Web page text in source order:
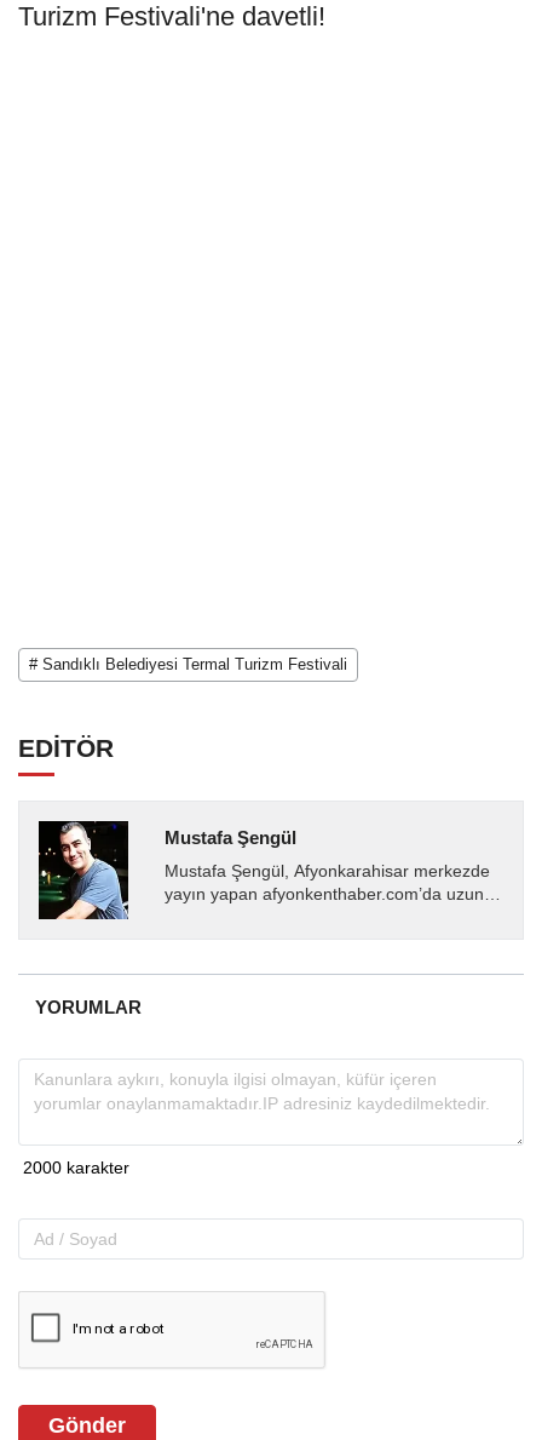
Turizm Festivali'ne davetli!
# Sandıklı Belediyesi Termal Turizm Festivali
EDİTÖR
Mustafa Şengül
Mustafa Şengül, Afyonkarahisar merkezde
yayın yapan afyonkenthaber.com’da uzun
almakta, haber akışı...
YORUMLAR
Gönder